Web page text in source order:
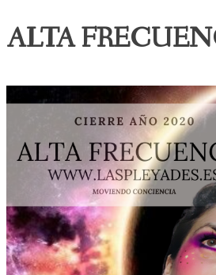
ALTA